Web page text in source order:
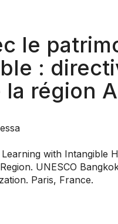
le
:
région
Learning with Intangible
UNESCO
Paris, France.